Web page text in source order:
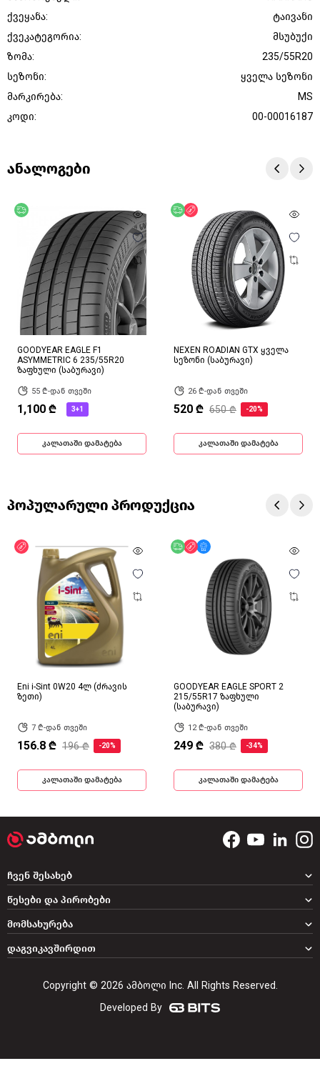
ქვეყანა:
ტაივანი
ქვეკატეგორია:
მსუბუქი
ზომა:
235/55R20
სეზონი:
ყველა სეზონი
მარკირება:
MS
კოდი:
00-00016187
ანალოგები
უფასო მიწოდება
GOODYEAR EAGLE F1
ASYMMETRIC 6 235/55R20
ზაფხული (საბურავი)
55 ₾-დან თვეში
1,100 ₾ 3+1
კალათაში დამატება
უფასო მიწოდება
ფასდაკლება
NEXEN ROADIAN GTX ყველა
სეზონი (საბურავი)
26 ₾-დან თვეში
520 ₾ 650 ₾ -20%
კალათაში დამატება
პოპულარული პროდუქცია
ფასდაკლება
Eni i-Sint 0W20 4ლ (ძრავის
ზეთი)
7 ₾-დან თვეში
156.8 ₾ 196 ₾ -20%
კალათაში დამატება
უფასო მიწოდება
ფასდაკლება
GOODYEAR EAGLE SPORT 2
215/55R17 ზაფხული
(საბურავი)
12 ₾-დან თვეში
249 ₾ 380 ₾ -34%
კალათაში დამატება
დაგვიკავშირდით
ჩვენ შესახებ
წესები და პირობები
მომსახურება
Copyright © 2026 ამბოლი Inc. All Rights Reserved.
Developed By